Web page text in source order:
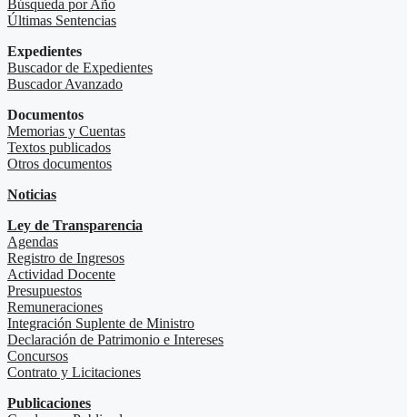
Búsqueda por Año
Últimas Sentencias
Expedientes
Buscador de Expedientes
Buscador Avanzado
Documentos
Memorias y Cuentas
Textos publicados
Otros documentos
Noticias
Ley de Transparencia
Agendas
Registro de Ingresos
Actividad Docente
Presupuestos
Remuneraciones
Integración Suplente de Ministro
Declaración de Patrimonio e Intereses
Concursos
Contrato y Licitaciones
Publicaciones